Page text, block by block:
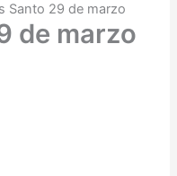
Santo 29 de marzo
de marzo